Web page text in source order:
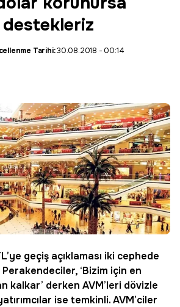
Tarihi:30.08.2018 - 00:14
geçiş açıklaması iki cephede
‘Bizim için en
kalkar’ derken AVM’leri dövizle
ise temkinli. AVM’ciler